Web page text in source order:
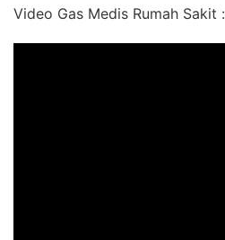
Video Gas Medis Rumah Sakit :